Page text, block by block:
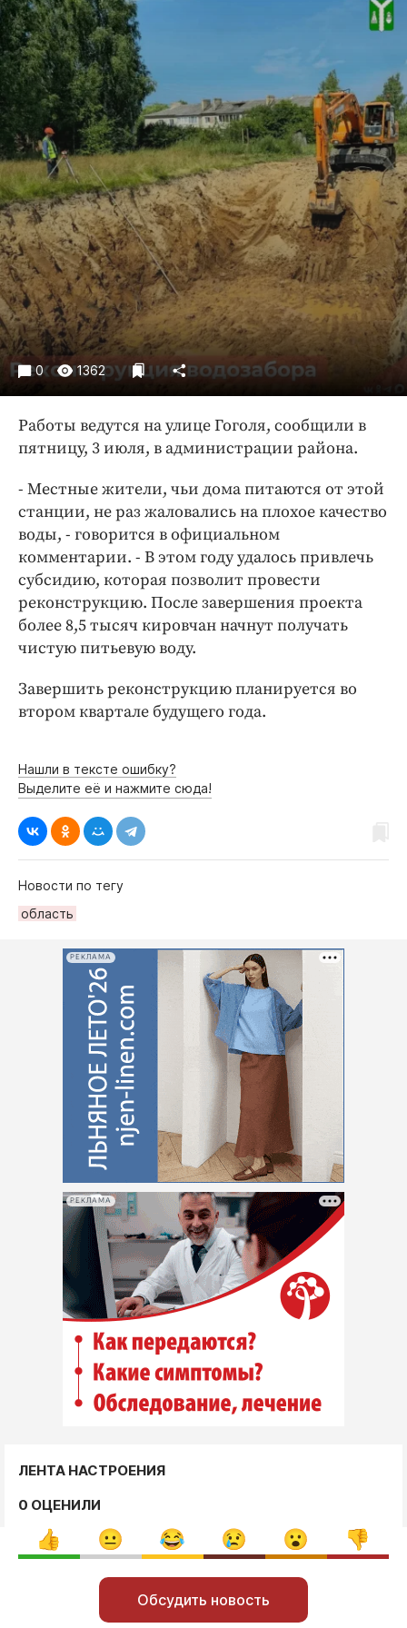
Криминал
Культура
Недвижимость и ЖКХ
Образование
Общество
Погода
Праздники
Происшествия
Спорт
Экономика и бизнес
ПРОЕКТЫ
Блоги
Издания
Медиаперсона
Клиника года
Работодатель года
0 1362
Работы ведутся на улице Гоголя, сообщили в
пятницу, 3 июля, в администрации района.
- Местные жители, чьи дома питаются от этой
станции, не раз жаловались на плохое качество
воды, - говорится в официальном
комментарии. - В этом году удалось привлечь
субсидию, которая позволит провести
реконструкцию. После завершения проекта
более 8,5 тысяч кировчан начнут получать
чистую питьевую воду.
Завершить реконструкцию планируется во
втором квартале будущего года.
Нашли в тексте ошибку?
Выделите её и нажмите сюда!
Новости по тегу
область
РЕКЛАМА
РЕКЛАМА
ЛЕНТА НАСТРОЕНИЯ
0 ОЦЕНИЛИ
Обсудить новость